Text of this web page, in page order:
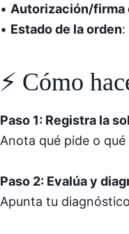
• Autorización/firma
• Estado de la orden:
⚡ Cómo
Paso 1: Registra la
Anota qué pide o
Paso 2: Evalúa y
Apunta tu